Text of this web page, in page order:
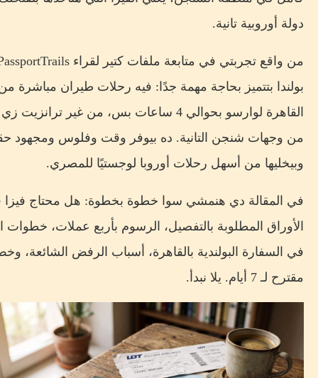
دولة أوروبية تانية.
بولندا بتتميز بحاجة مهمة جدًا: فيه رحلات طيران مباشرة
القاهرة لوارسو بحوالي 4 ساعات بس، من غير ترانزيت
من وجهات شنجن التانية. ده بيوفر وقت وفلوس ومجهود
وبيخليها من أسهل رحلات أوروبا لوجستيًا للمصري.
في المقالة دي هنمشي سوا خطوة بخطوة: هل محتاج فيزا
الأوراق المطلوبة بالتفصيل، الرسوم بأربع عملات، خطوات
في السفارة البولندية بالقاهرة، أسباب الرفض الشائعة،
مقترح لـ 7 أيام. يلا نبدأ.